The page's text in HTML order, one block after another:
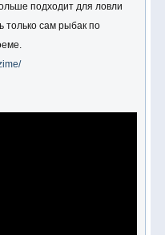
подходит для ловли
только сам рыбак по